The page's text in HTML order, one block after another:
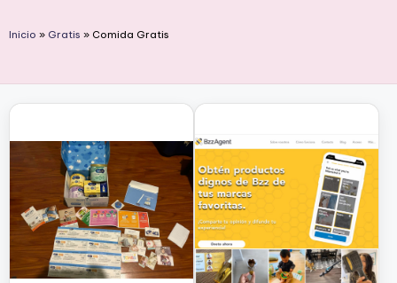
s
u
o
s
Inicio » Gratis » Comida Gratis